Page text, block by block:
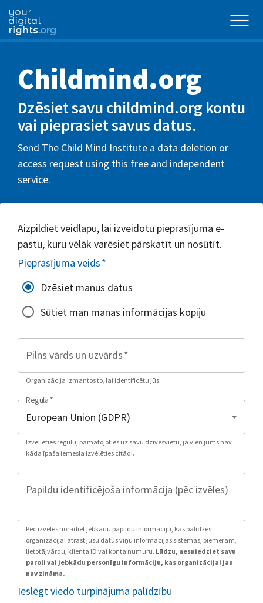
Childmind.org
Dzēsiet savu childmind.org kontu
vai pieprasiet savus datus.
Send The Child Mind Institute a data deletion or
access request using this free and independent
service.
Aizpildiet veidlapu, lai izveidotu pieprasījuma e-
pastu, kuru vēlāk varēsiet pārskatīt un nosūtīt.
Pieprasījuma veids*
Dzēsiet manus datus
Sūtiet man manas informācijas kopiju
Pilns vārds un uzvārds*
Organizācija izmantos to, lai identificētu jūs.
Regula *
Izvēlieties regulu, pamatojoties uz savu dzīvesvietu, ja vien jums nav
kāda īpaša iemesla izvēlēties citādi.
Papildu identificējoša informācija (pēc izvēles)
Pēc izvēles norādiet jebkādu papildu informāciju, kas palīdzēs
organizācijai atrast jūsu datus viņu informācijas sistēmās, piemēram,
lietotājvārdu, klienta ID vai konta numuru. Lūdzu, nesniedziet savu
paroli vai jebkādu personīgu informāciju, kas organizācijai jau
nav zināma.
Ieslēgt viedo turpinājuma palīdzību